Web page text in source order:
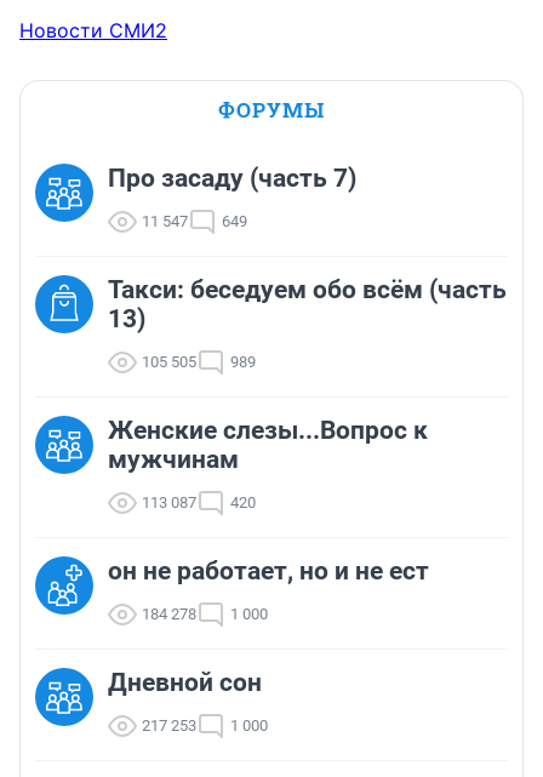
Новости СМИ2
ФОРУМЫ
Про засаду (часть 7)
11 547 649
Такси: беседуем обо всём (часть
13)
105 505 989
Женские слезы...Вопрос к
мужчинам
113 087 420
он не работает, но и не ест
184 278 1 000
Дневной сон
217 253 1 000